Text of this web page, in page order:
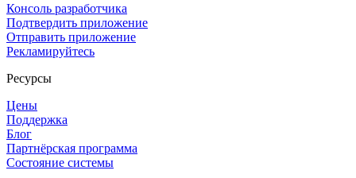
Консоль разработчика
Подтвердить приложение
Отправить приложение
Рекламируйтесь
Ресурсы
Цены
Поддержка
Блог
Партнёрская программа
Состояние системы